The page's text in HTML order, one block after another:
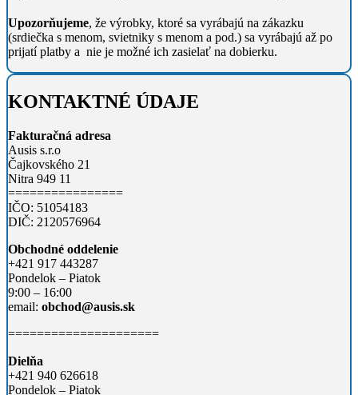
Upozorňujeme, že výrobky, ktoré sa vyrábajú na zákazku
(srdiečka s menom, svietniky s menom a pod.) sa vyrábajú až po
prijatí platby a nie je možné ich zasielať na dobierku.
KONTAKTNÉ ÚDAJE
Fakturačná adresa
Ausis s.r.o
Čajkovského 21
Nitra 949 11
================
IČO: 51054183
DIČ: 2120576964
Obchodné oddelenie
+421 917 443287
Pondelok – Piatok
9:00 – 16:00
email: obchod@ausis.sk
=====================
Dielňa
+421 940 626618
Pondelok – Piatok